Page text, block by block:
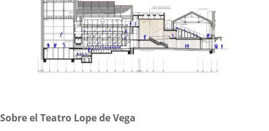
Sobre el Teatro Lope de Vega